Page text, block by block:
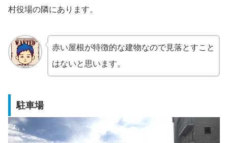
村役場の隣にあります。
赤い屋根が特徴的な建物なので見落とすこと
はないと思います。
駐車場